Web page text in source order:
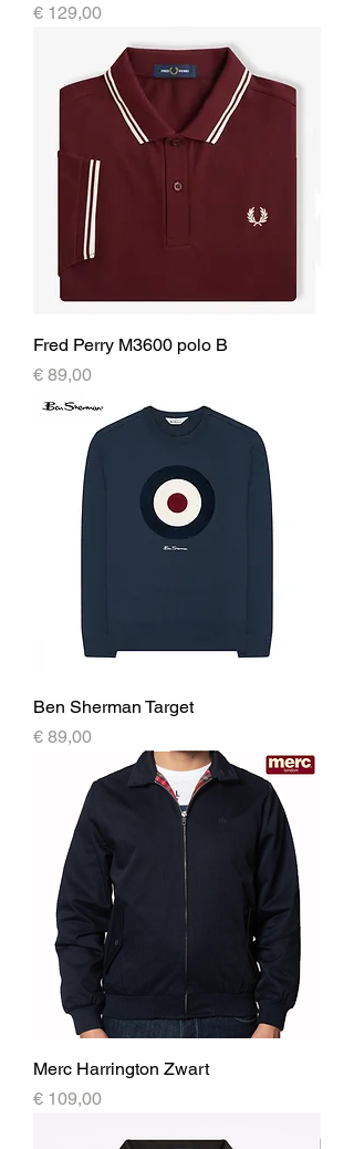
Prijs
€ 129,00
Fred Perry M3600 polo B
Prijs
€ 89,00
Ben Sherman Target
Prijs
€ 89,00
Merc Harrington Zwart
Prijs
€ 109,00